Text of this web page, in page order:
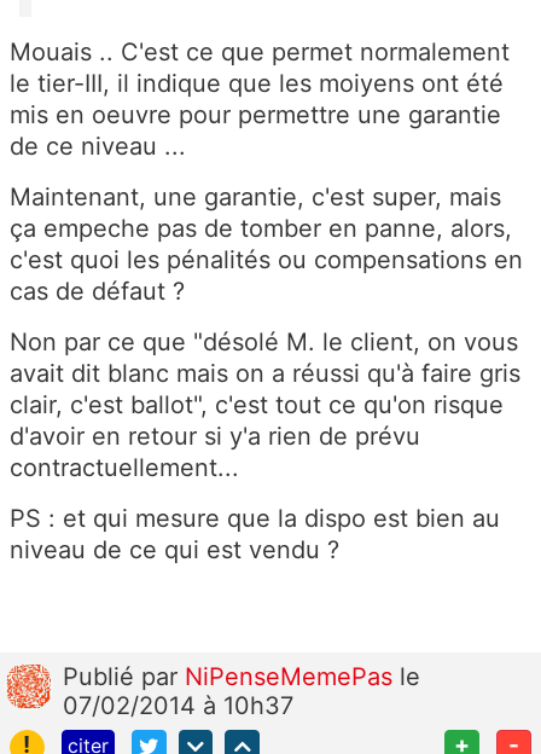
Mouais .. C'est ce que permet normalement
le tier-III, il indique que les moiyens ont été
mis en oeuvre pour permettre une garantie
de ce niveau ...
Maintenant, une garantie, c'est super, mais
ça empeche pas de tomber en panne, alors,
c'est quoi les pénalités ou compensations en
cas de défaut ?
Non par ce que "désolé M. le client, on vous
avait dit blanc mais on a réussi qu'à faire gris
clair, c'est ballot", c'est tout ce qu'on risque
d'avoir en retour si y'a rien de prévu
contractuellement...
PS : et qui mesure que la dispo est bien au
niveau de ce qui est vendu ?
Publié par NiPenseMemePas le
07/02/2014 à 10h37
!
citer + -